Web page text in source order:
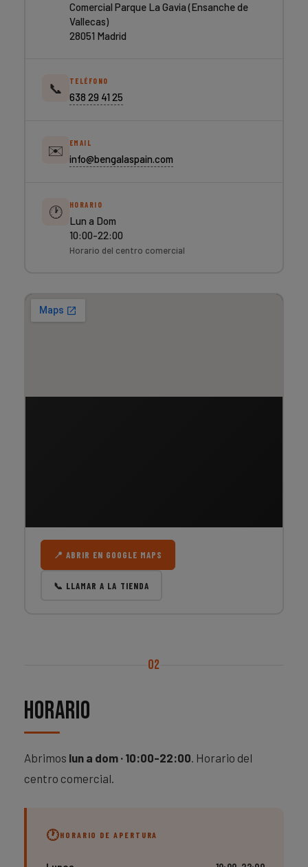
Comercial Parque La Gavia (Ensanche de
Vallecas)
28051 Madrid
📞 TELÉFONO
638 29 41 25
✉️ EMAIL
info@bengalaspain.com
🕐 HORARIO
Lun a Dom
10:00-22:00
Horario del centro comercial
📍 ABRIR EN GOOGLE MAPS
📞 LLAMAR A LA TIENDA
02
Horario
Abrimos lun a dom · 10:00-22:00 . Horario del
centro comercial.
HORARIO DE APERTURA